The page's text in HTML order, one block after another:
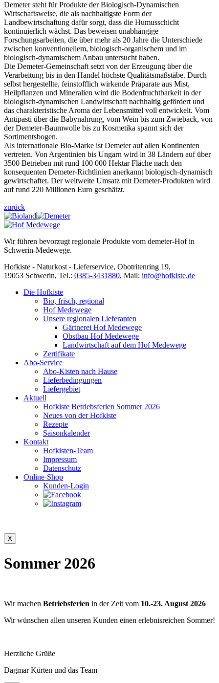
Demeter steht für Produkte der Biologisch-Dynamischen
Wirtschaftsweise, die als nachhaltigste Form der
Landbewirtschaftung dafür sorgt, dass die Humusschicht
kontinuierlich wächst. Das beweisen unabhängige
Forschungsarbeiten, die über mehr als 20 Jahre die Unterschiede
zwischen konventionellem, biologisch-organischem und im
biologisch-dynamischem Anbau untersucht haben.
Die Demeter-Gemeinschaft setzt von der Erzeugung über die
Verarbeitung bis in den Handel höchste Qualitätsmaßstäbe. Durch
selbst hergestellte, feinstofflich wirkende Präparate aus Mist,
Heilpflanzen und Mineralien wird die Bodenfruchtbarkeit in der
biologisch-dynamischen Landwirtschaft nachhaltig gefördert und
das charakteristische Aroma der Lebensmittel voll entwickelt. Vom
Antipasti über die Babynahrung, vom Wein bis zum Zwieback, von
der Demeter-Baumwolle bis zu Kosmetika spannt sich der
Sortimentsbogen.
Als internationale Bio-Marke ist Demeter auf allen Kontinenten
vertreten. Von Argentinien bis Ungarn wird in 38 Ländern auf über
3500 Betrieben mit rund 100 000 Hektar Fläche nach den
konsequenten Demeter-Richtlinien anerkannt biologisch-dynamisch
gewirtschaftet. Der weltweite Umsatz mit Demeter-Produkten wird
auf rund 220 Millionen Euro geschätzt.
zurück
Wir führen bevorzugt regionale Produkte vom demeter-Hof in
Schwerin-Medewege.
Hofkiste - Naturkost - Lieferservice, Obotritenring 19,
19053 Schwerin, Tel.: 0385-3431880, Mail: info@hofkiste.de
Die Hofkiste
Bio, frisch, regional
Hof Medewege
Unsere regionalen Lieferanten
Gärtnerei Hof Medewege
Obstbau Hof Medewege
Landwirtschaft auf dem Hof Medewege
Zertifikate
Abo-Service
Abo-Kisten nach Hause
Lieferbedingungen
Liefergebiet
Aktuell
Hofkiste Betriebsferien Sommer 2026
Neues von der Hofkiste
Rezepte
Saisonkalender
Kontakt
Hofkisten-Team
Impressum
Datenschutz
Online-Shop
Kunden-Login
Sommer 2026
Wir machen Betriebsferien in der Zeit vom 10.-23. August 2026
Wir wünschen allen unseren Kunden einen erlebnisreichen Sommer!
Herzliche Grüße
Dagmar Kürten und das Team